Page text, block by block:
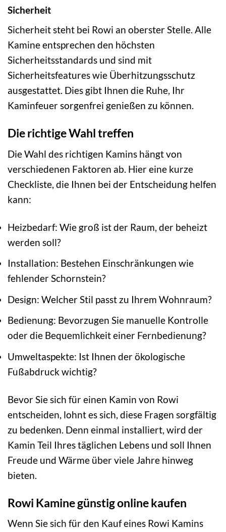
Sicherheit
Sicherheit steht bei Rowi an oberster Stelle. Alle
Kamine entsprechen den höchsten
Sicherheitsstandards und sind mit
Sicherheitsfeatures wie Überhitzungsschutz
ausgestattet. Dies gibt Ihnen die Ruhe, Ihr
Kaminfeuer sorgenfrei genießen zu können.
Die richtige Wahl treffen
Die Wahl des richtigen Kamins hängt von
verschiedenen Faktoren ab. Hier eine kurze
Checkliste, die Ihnen bei der Entscheidung helfen
kann:
Heizbedarf: Wie groß ist der Raum, der beheizt
werden soll?
Installation: Bestehen Einschränkungen wie
fehlender Schornstein?
Design: Welcher Stil passt zu Ihrem Wohnraum?
Bedienung: Bevorzugen Sie manuelle Kontrolle
oder die Bequemlichkeit einer Fernbedienung?
Umweltaspekte: Ist Ihnen der ökologische
Fußabdruck wichtig?
Bevor Sie sich für einen Kamin von Rowi
entscheiden, lohnt es sich, diese Fragen sorgfältig
zu bedenken. Denn einmal installiert, wird der
Kamin Teil Ihres täglichen Lebens und soll Ihnen
Freude und Wärme über viele Jahre hinweg
bieten.
Rowi Kamine günstig online kaufen
Wenn Sie sich für den Kauf eines Rowi Kamins